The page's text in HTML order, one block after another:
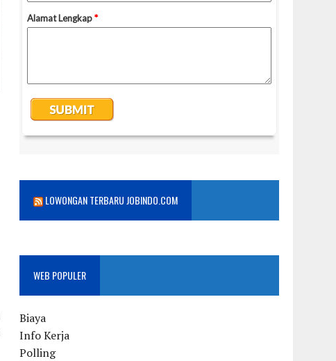
LOWONGAN TERBARU JOBINDO.COM
WEB POPULER
Biaya
Info Kerja
Polling